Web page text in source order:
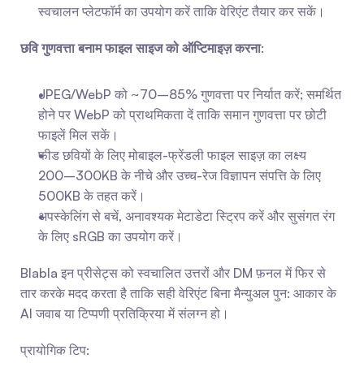
स्वचालन प्लेटफॉर्म का उपयोग करें ताकि वेरिएंट तैयार कर सकें।
छवि गुणवत्ता बनाम फाइल साइज को ऑप्टिमाइज़ करना:
JPEG/WebP को ~70–85% गुणवत्ता पर निर्यात करें; समर्थित
होने पर WebP को प्राथमिकता दें ताकि समान गुणवत्ता पर छोटी
फाइलें मिल सकें।
फीड छवियों के लिए मोबाइल-फ्रेंडली फाइल साइज़ का लक्ष्य
200–300KB के नीचे और उच्च-रेज विज्ञापन संपत्ति के लिए
500KB के तहत करें।
अपस्केलिंग से बचें, अनावश्यक मेटाडेटा स्ट्रिप करें और सुसंगत रंग
के लिए sRGB का उपयोग करें।
Blabla इन प्रीसेट्स को स्वचालित उत्तरों और DM फ़नल में फिर से
तार करके मदद करता है ताकि सही वेरिएंट बिना मैन्युअल पुन: आकार के
AI जवाब या टिप्पणी प्रतिक्रिया में संलग्न हो।
प्रायोगिक टिप: